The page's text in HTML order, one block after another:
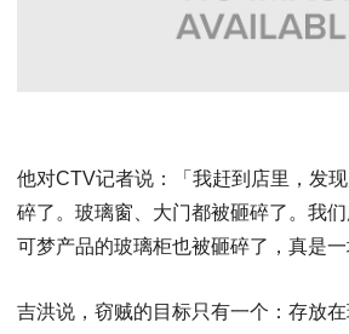
他对CTV记者说：「我赶到店里，发
碎了。玻璃窗、大门都被砸碎了。我
可梦产品的玻璃柜也被砸碎了，真是一
吉洪说，窃贼的目标只有一个：存放